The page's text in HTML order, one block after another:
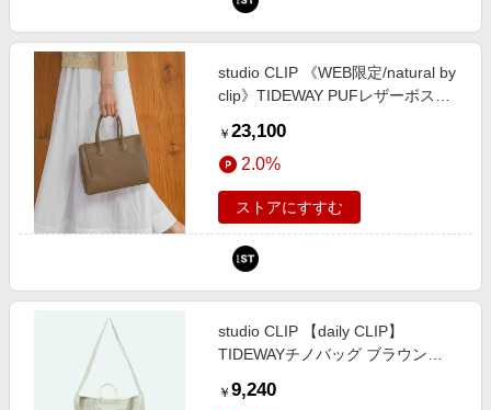
studio CLIP 《WEB限定/natural by
clip》TIDEWAY PUFレザーボスト
ｒａｌ ｂｙ ＣＬＩＰ スタジオクリ
ップ 291343 and ST アンドエステ
ィ（旧ドットエスティ）
￥ 23,100
2.0%
ストアにすすむ
studio CLIP 【daily CLIP】
TIDEWAYチノバッグ ブラウン
リップ 113940 and ST アンドエス
￥ 9,240